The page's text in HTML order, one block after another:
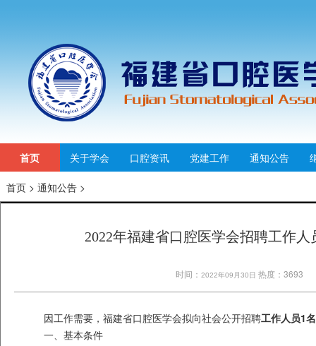
首页 关于学会 口腔资讯 党建工作 通知公告
首页 > 通知公告 >
2022年福建省口腔医学会招聘工作人
时间：2022年09月30日 热度：3693
因工作需要，福建省口腔医学会拟向社会公开招聘工作人员1名
一、基本条件